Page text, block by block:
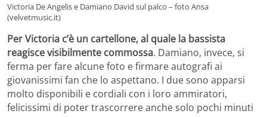
Victoria De Angelis e Damiano David sul palco – foto Ansa
(velvetmusic.it)
Per Victoria c’è un cartellone, al quale la bassista
reagisce visibilmente commossa. Damiano, invece, si
ferma per fare alcune foto e firmare autografi ai
giovanissimi fan che lo aspettano. I due sono apparsi
molto disponibili e cordiali con i loro ammiratori,
felicissimi di poter trascorrere anche solo pochi minuti